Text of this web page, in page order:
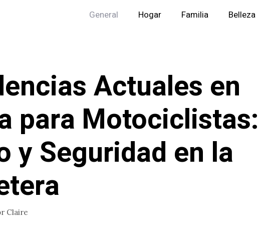
General Hogar Familia Belleza
Actuales en
para Motociclistas:
y Seguridad en la
Claire